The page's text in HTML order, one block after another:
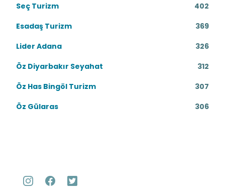
Seç Turizm
402
Esadaş Turizm
369
Lider Adana
326
Öz Diyarbakır Seyahat
312
Öz Has Bingöl Turizm
307
Öz Gülaras
306